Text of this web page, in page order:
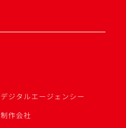
デジタルエージェンシー
制作会社